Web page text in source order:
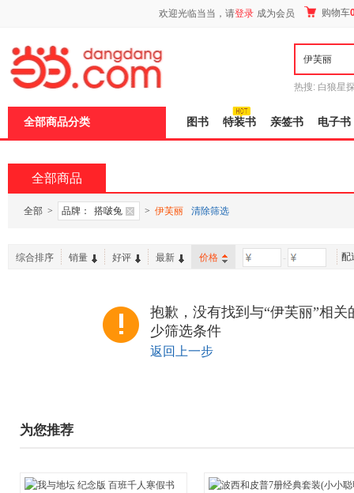
欢迎光临当当，请登录 成为会员 购物车
热搜: 白狼星
全部商品分类 图书 特装书 亲签书 电子书
全部商品
全部 > 品牌： 搭啵兔 > 伊芙丽 清除筛选
综合排序 销量 好评 最新 价格 - 配
抱歉，没有找到与“伊芙丽”相
少筛选条件
返回上一步
为您推荐
页
加